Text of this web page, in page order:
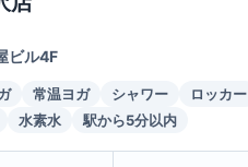
ビル4F
常温ヨガ シャワー
ロッカー
水素水 駅から5分以内